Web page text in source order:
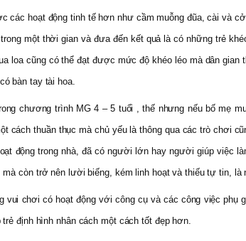
các hoạt động tinh tế hơn như cầm muỗng đũa, cài và
một thời gian và đưa đến kết quả là có những trẻ
loa cũng có thể đạt được mức độ khéo léo mà dân
bàn tay tài hoa.
chương trình MG 4 – 5 tuổi , thế nhưng nếu bố mẹ
cách thuần thục mà chủ yếu là thông qua các trò chơi
động trong nhà, đã có người lớn hay người giúp việc
còn trở nên lười biếng, kém linh hoạt và thiếu tự tin,
vui chơi có hoạt động với công cụ và các công việc
định hình nhân cách một cách tốt đẹp hơn.